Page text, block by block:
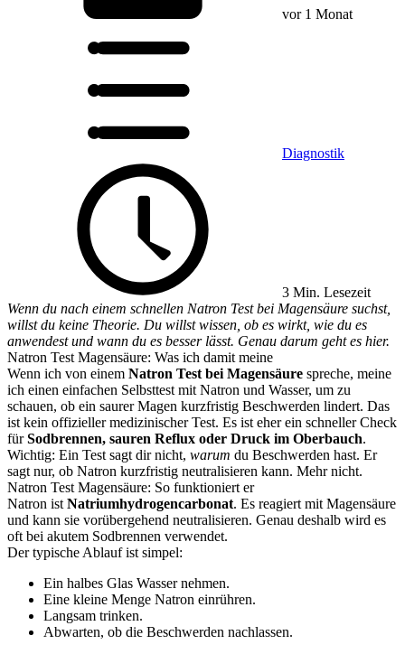
vor 1 Monat
Diagnostik
3 Min. Lesezeit
Wenn du nach einem schnellen Natron Test bei Magensäure suchst,
willst du keine Theorie. Du willst wissen, ob es wirkt, wie du es
anwendest und wann du es besser lässt. Genau darum geht es hier.
Natron Test Magensäure: Was ich damit meine
Wenn ich von einem Natron Test bei Magensäure spreche, meine
ich einen einfachen Selbsttest mit Natron und Wasser, um zu
schauen, ob ein saurer Magen kurzfristig Beschwerden lindert. Das
ist kein offizieller medizinischer Test. Es ist eher ein schneller Check
fürSodbrennen, sauren Reflux oder Druck im Oberbauch.
Wichtig: Ein Test sagt dir nicht, warum du Beschwerden hast. Er
sagt nur, ob Natron kurzfristig neutralisieren kann. Mehr nicht.
Natron Test Magensäure: So funktioniert er
Natron ist Natriumhydrogencarbonat. Es reagiert mit Magensäure
und kann sie vorübergehend neutralisieren. Genau deshalb wird es
oft bei akutem Sodbrennen verwendet.
Der typische Ablauf ist simpel:
Ein halbes Glas Wasser nehmen.
Eine kleine Menge Natron einrühren.
Langsam trinken.
Abwarten, ob die Beschwerden nachlassen.